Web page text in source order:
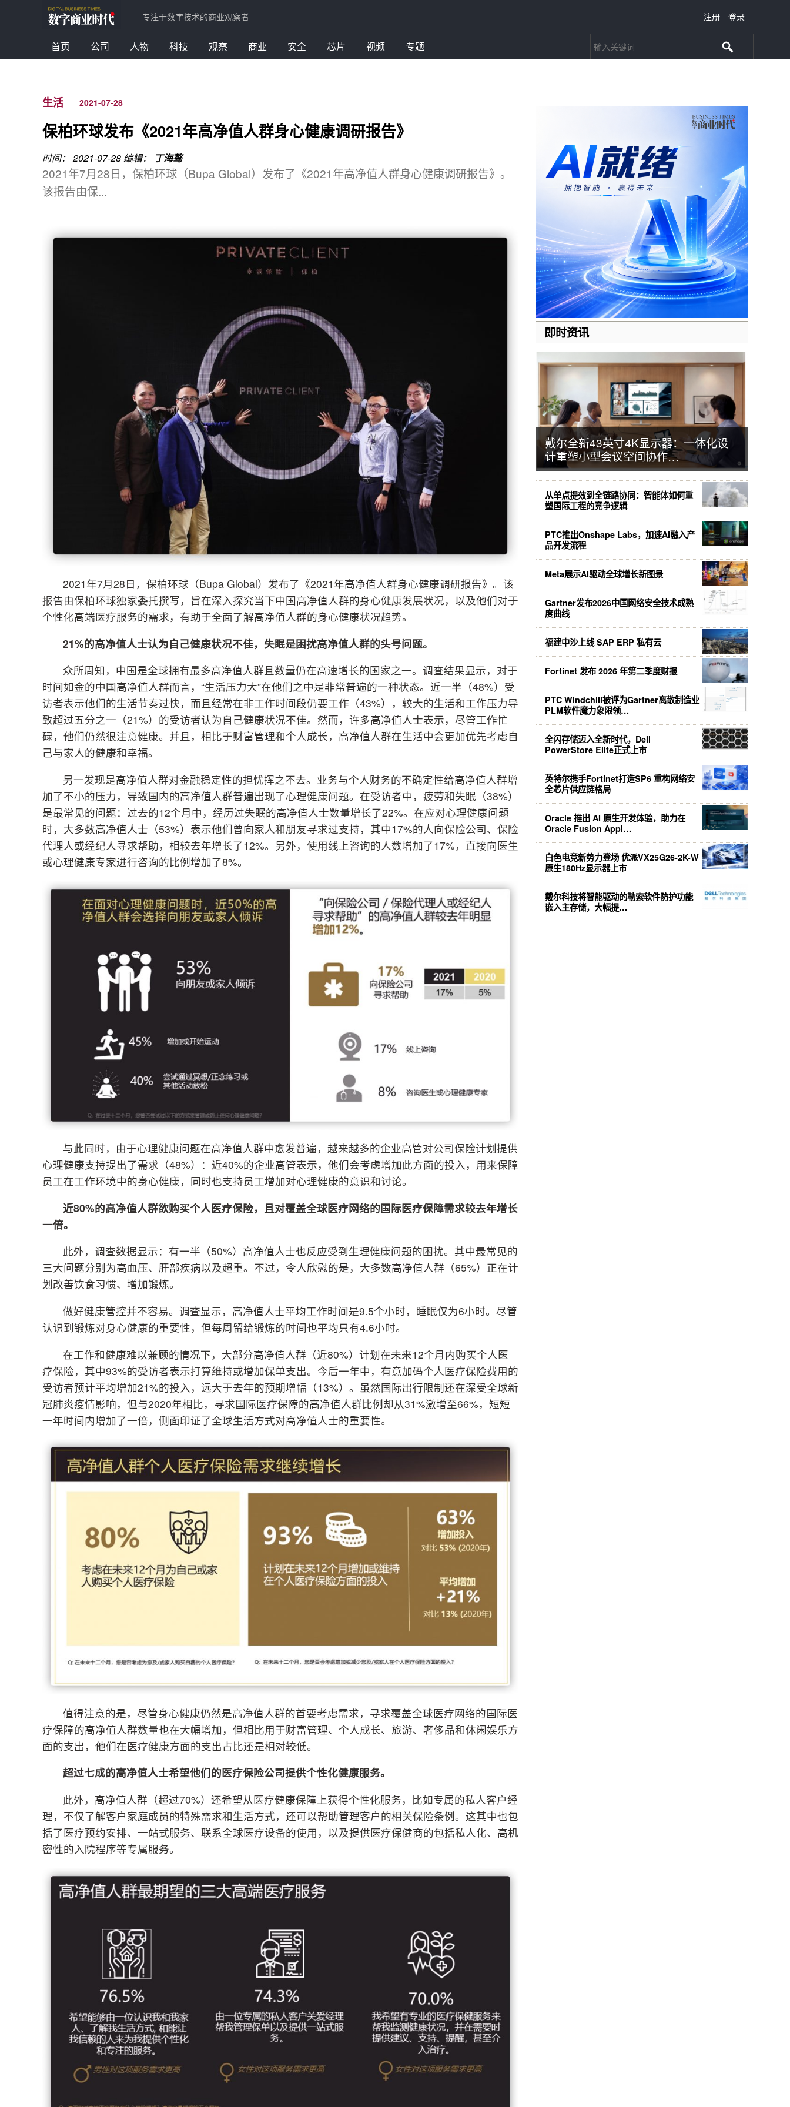
专注于数字技术的商业观察者 注册 登录
首页 公司 人物 科技 观察 商业 安全 芯片 视频 专题
生活 2021-07-28
保柏环球发布《2021年高净值人群身心健康调研报告》
时间： 2021-07-28编辑： 丁海骜
2021年7月28日，保柏环球（Bupa Global）发布了《2021年高净值人群身心健康调研报告》。
该报告由保...
2021年7月28日，保柏环球（Bupa Global）发布了《2021年高净值人群身心健康调研报告》。该
报告由保柏环球独家委托撰写，旨在深入探究当下中国高净值人群的身心健康发展状况，以及他们对于
个性化高端医疗服务的需求，有助于全面了解高净值人群的身心健康状况趋势。
21%的高净值人士认为自己健康状况不佳，失眠是困扰高净值人群的头号问题。
众所周知，中国是全球拥有最多高净值人群且数量仍在高速增长的国家之一。调查结果显示，对于
时间如金的中国高净值人群而言，“生活压力大”在他们之中是非常普遍的一种状态。近一半（48%）受
访者表示他们的生活节奏过快，而且经常在非工作时间段仍要工作（43%），较大的生活和工作压力导
致超过五分之一（21%）的受访者认为自己健康状况不佳。然而，许多高净值人士表示，尽管工作忙
碌，他们仍然很注意健康。并且，相比于财富管理和个人成长，高净值人群在生活中会更加优先考虑自
己与家人的健康和幸福。
另一发现是高净值人群对金融稳定性的担忧挥之不去。业务与个人财务的不确定性给高净值人群增
加了不小的压力，导致国内的高净值人群普遍出现了心理健康问题。在受访者中，疲劳和失眠（38%）
是最常见的问题：过去的12个月中，经历过失眠的高净值人士数量增长了22%。在应对心理健康问题
时，大多数高净值人士（53%）表示他们曾向家人和朋友寻求过支持，其中17%的人向保险公司、保险
代理人或经纪人寻求帮助，相较去年增长了12%。另外，使用线上咨询的人数增加了17%，直接向医生
或心理健康专家进行咨询的比例增加了8%。
与此同时，由于心理健康问题在高净值人群中愈发普遍，越来越多的企业高管对公司保险计划提供
心理健康支持提出了需求（48%）：近40%的企业高管表示，他们会考虑增加此方面的投入，用来保障
员工在工作环境中的身心健康，同时也支持员工增加对心理健康的意识和讨论。
近80%的高净值人群欲购买个人医疗保险，且对覆盖全球医疗网络的国际医疗保障需求较去年增长
一倍。
此外，调查数据显示：有一半（50%）高净值人士也反应受到生理健康问题的困扰。其中最常见的
三大问题分别为高血压、肝部疾病以及超重。不过，令人欣慰的是，大多数高净值人群（65%）正在计
划改善饮食习惯、增加锻炼。
做好健康管控并不容易。调查显示，高净值人士平均工作时间是9.5个小时，睡眠仅为6小时。尽管
认识到锻炼对身心健康的重要性，但每周留给锻炼的时间也平均只有4.6小时。
在工作和健康难以兼顾的情况下，大部分高净值人群（近80%）计划在未来12个月内购买个人医
疗保险，其中93%的受访者表示打算维持或增加保单支出。今后一年中，有意加码个人医疗保险费用的
受访者预计平均增加21%的投入，远大于去年的预期增幅（13%）。虽然国际出行限制还在深受全球新
冠肺炎疫情影响，但与2020年相比，寻求国际医疗保障的高净值人群比例却从31%激增至66%，短短
一年时间内增加了一倍，侧面印证了全球生活方式对高净值人士的重要性。
值得注意的是，尽管身心健康仍然是高净值人群的首要考虑需求，寻求覆盖全球医疗网络的国际医
疗保障的高净值人群数量也在大幅增加，但相比用于财富管理、个人成长、旅游、奢侈品和休闲娱乐方
面的支出，他们在医疗健康方面的支出占比还是相对较低。
超过七成的高净值人士希望他们的医疗保险公司提供个性化健康服务。
此外，高净值人群（超过70%）还希望从医疗健康保障上获得个性化服务，比如专属的私人客户经
理，不仅了解客户家庭成员的特殊需求和生活方式，还可以帮助管理客户的相关保险条例。这其中也包
括了医疗预约安排、一站式服务、联系全球医疗设备的使用，以及提供医疗保健商的包括私人化、高机
密性的入院程序等专属服务。
即时资讯
戴尔全新43英寸4K显示器：一体化设
计重塑小型会议空间协作…
从单点提效到全链路协同：智能体如何重
塑国际工程的竞争逻辑
PTC推出Onshape Labs，加速AI融入产
品开发流程
Meta展示AI驱动全球增长新图景
Gartner发布2026中国网络安全技术成熟
度曲线
福建中沙上线 SAP ERP 私有云
Fortinet 发布 2026 年第二季度财报
PTC Windchill被评为Gartner离散制造业
PLM软件魔力象限领…
全闪存储迈入全新时代，Dell
PowerStore Elite正式上市
英特尔携手Fortinet打造SP6 重构网络安
全芯片供应链格局
Oracle 推出 AI 原生开发体验，助力在
Oracle Fusion Appl…
白色电竞新势力登场 优派VX25G26-2K-W
原生180Hz显示器上市
戴尔科技将智能驱动的勒索软件防护功能
嵌入主存储，大幅提…